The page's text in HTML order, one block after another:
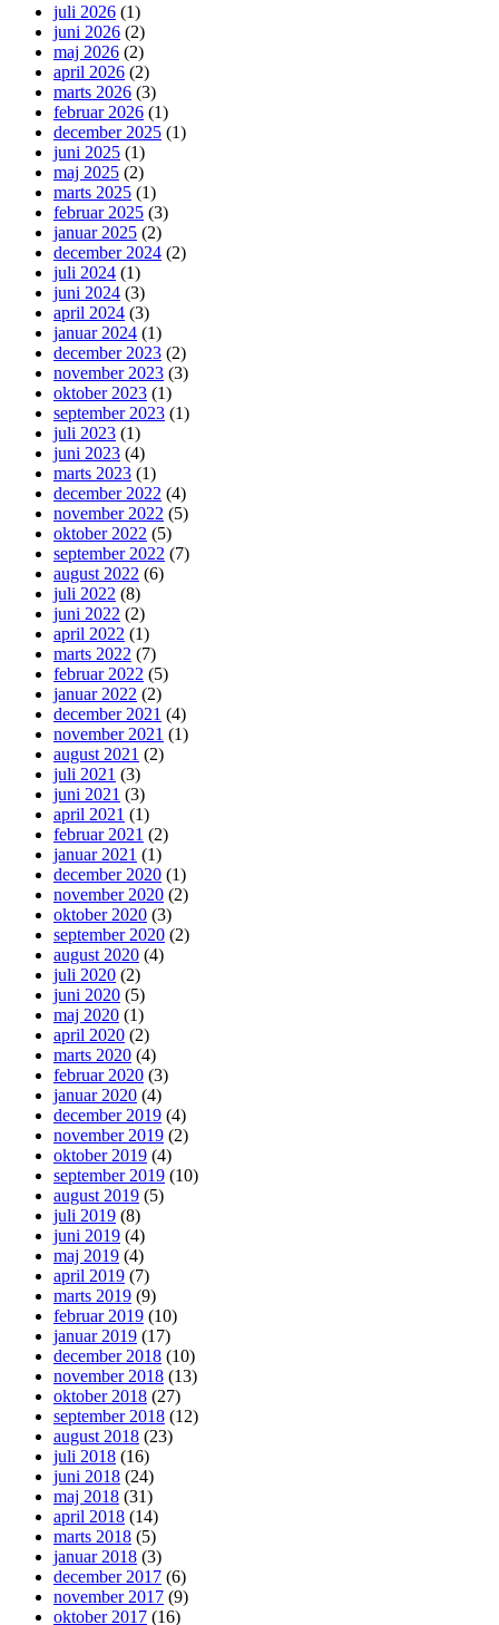
juli 2026 (1)
juni 2026 (2)
maj 2026 (2)
april 2026 (2)
marts 2026 (3)
februar 2026 (1)
december 2025 (1)
juni 2025 (1)
maj 2025 (2)
marts 2025 (1)
februar 2025 (3)
januar 2025 (2)
december 2024 (2)
juli 2024 (1)
juni 2024 (3)
april 2024 (3)
januar 2024 (1)
december 2023 (2)
november 2023 (3)
oktober 2023 (1)
september 2023 (1)
juli 2023 (1)
juni 2023 (4)
marts 2023 (1)
december 2022 (4)
november 2022 (5)
oktober 2022 (5)
september 2022 (7)
august 2022 (6)
juli 2022 (8)
juni 2022 (2)
april 2022 (1)
marts 2022 (7)
februar 2022 (5)
januar 2022 (2)
december 2021 (4)
november 2021 (1)
august 2021 (2)
juli 2021 (3)
juni 2021 (3)
april 2021 (1)
februar 2021 (2)
januar 2021 (1)
december 2020 (1)
november 2020 (2)
oktober 2020 (3)
september 2020 (2)
august 2020 (4)
juli 2020 (2)
juni 2020 (5)
maj 2020 (1)
april 2020 (2)
marts 2020 (4)
februar 2020 (3)
januar 2020 (4)
december 2019 (4)
november 2019 (2)
oktober 2019 (4)
september 2019 (10)
august 2019 (5)
juli 2019 (8)
juni 2019 (4)
maj 2019 (4)
april 2019 (7)
marts 2019 (9)
februar 2019 (10)
januar 2019 (17)
december 2018 (10)
november 2018 (13)
oktober 2018 (27)
september 2018 (12)
august 2018 (23)
juli 2018 (16)
juni 2018 (24)
maj 2018 (31)
april 2018 (14)
marts 2018 (5)
januar 2018 (3)
december 2017 (6)
november 2017 (9)
oktober 2017 (16)